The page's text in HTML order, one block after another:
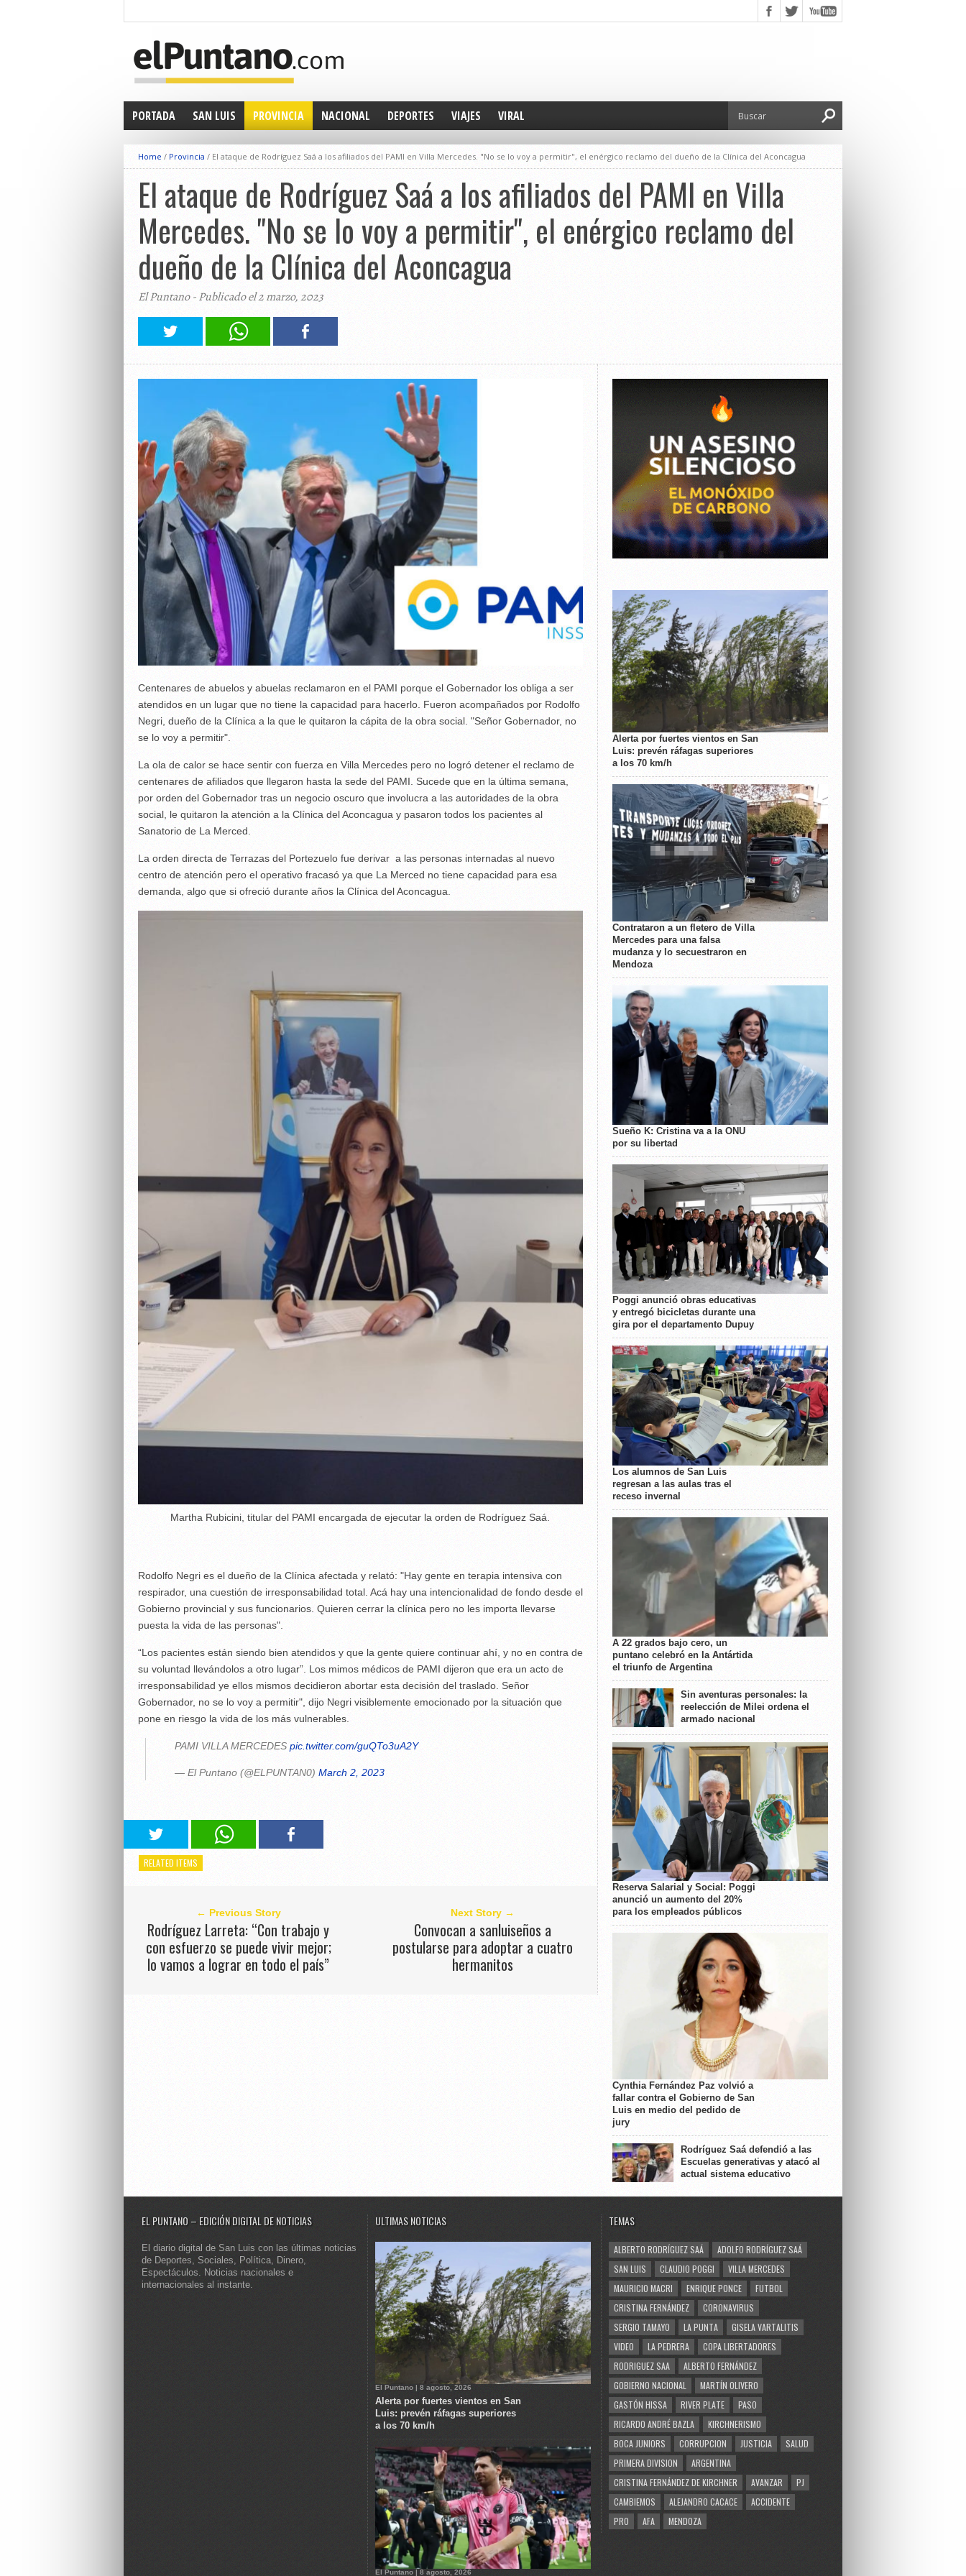
PORTADA SAN LUIS PROVINCIA NACIONAL DEPORTES VIAJES VIRAL
Home / Provincia / El ataque de Rodríguez Saá a los afiliados del PAMI en Villa Mercedes. "No se lo voy a permitir", el enérgico reclamo del dueño de la Clínica del Aconcagua
El ataque de Rodríguez Saá a los afiliados del PAMI en Villa
Mercedes. "No se lo voy a permitir", el enérgico reclamo del
dueño de la Clínica del Aconcagua
El Puntano - Publicado el 2 marzo, 2023
Centenares de abuelos y abuelas reclamaron en el PAMI porque el Gobernador los obliga a ser
atendidos en un lugar que no tiene la capacidad para hacerlo. Fueron acompañados por Rodolfo
Negri, dueño de la Clínica a la que le quitaron la cápita de la obra social. "Señor Gobernador, no
se lo voy a permitir".
La ola de calor se hace sentir con fuerza en Villa Mercedes pero no logró detener el reclamo de
centenares de afiliados que llegaron hasta la sede del PAMI. Sucede que en la última semana,
por orden del Gobernador tras un negocio oscuro que involucra a las autoridades de la obra
social, le quitaron la atención a la Clínica del Aconcagua y pasaron todos los pacientes al
Sanatorio de La Merced.
La orden directa de Terrazas del Portezuelo fue derivar a las personas internadas al nuevo
centro de atención pero el operativo fracasó ya que La Merced no tiene capacidad para esa
demanda, algo que si ofreció durante años la Clínica del Aconcagua.
Martha Rubicini, titular del PAMI encargada de ejecutar la orden de Rodríguez Saá.
Rodolfo Negri es el dueño de la Clínica afectada y relató: "Hay gente en terapia intensiva con
respirador, una cuestión de irresponsabilidad total. Acá hay una intencionalidad de fondo desde el
Gobierno provincial y sus funcionarios. Quieren cerrar la clínica pero no les importa llevarse
puesta la vida de las personas".
“Los pacientes están siendo bien atendidos y que la gente quiere continuar ahí, y no en contra de
su voluntad llevándolos a otro lugar”. Los mimos médicos de PAMI dijeron que era un acto de
irresponsabilidad ye ellos mismos decidieron abortar esta decisión del traslado. Señor
Gobernador, no se lo voy a permitir", dijo Negri visiblemente emocionado por la situación que
pone en riesgo la vida de los más vulnerables.
PAMI VILLA MERCEDES pic.twitter.com/guQTo3uA2Y
— El Puntano (@ELPUNTAN0) March 2, 2023
RELATED ITEMS
← Previous Story
Rodríguez Larreta: “Con trabajo y
con esfuerzo se puede vivir mejor;
lo vamos a lograr en todo el país”
Next Story →
Convocan a sanluiseños a
postularse para adoptar a cuatro
hermanitos
Alerta por fuertes vientos en San
Luis: prevén ráfagas superiores
a los 70 km/h
Contrataron a un fletero de Villa
Mercedes para una falsa
mudanza y lo secuestraron en
Mendoza
Sueño K: Cristina va a la ONU
por su libertad
Poggi anunció obras educativas
y entregó bicicletas durante una
gira por el departamento Dupuy
Los alumnos de San Luis
regresan a las aulas tras el
receso invernal
A 22 grados bajo cero, un
puntano celebró en la Antártida
el triunfo de Argentina
Sin aventuras personales: la
reelección de Milei ordena el
armado nacional
Reserva Salarial y Social: Poggi
anunció un aumento del 20%
para los empleados públicos
Cynthia Fernández Paz volvió a
fallar contra el Gobierno de San
Luis en medio del pedido de
jury
Rodríguez Saá defendió a las
Escuelas generativas y atacó al
actual sistema educativo
EL PUNTANO – EDICIÓN DIGITAL DE NOTICIAS
El diario digital de San Luis con las últimas noticias
de Deportes, Sociales, Política, Dinero,
Espectáculos. Noticias nacionales e
internacionales al instante.
ULTIMAS NOTICIAS
El Puntano | 8 agosto, 2026
Alerta por fuertes vientos en San
Luis: prevén ráfagas superiores
a los 70 km/h
El Puntano | 8 agosto, 2026
TEMAS
ALBERTO RODRÍGUEZ SAÁ
ADOLFO RODRÍGUEZ SAÁ
SAN LUIS
CLAUDIO POGGI
VILLA MERCEDES
MAURICIO MACRI
ENRIQUE PONCE
FUTBOL
CRISTINA FERNÁNDEZ
CORONAVIRUS
SERGIO TAMAYO
LA PUNTA
GISELA VARTALITIS
VIDEO
LA PEDRERA
COPA LIBERTADORES
RODRIGUEZ SAA
ALBERTO FERNÁNDEZ
GOBIERNO NACIONAL
MARTÍN OLIVERO
GASTÓN HISSA
RIVER PLATE
PASO
RICARDO ANDRÉ BAZLA
KIRCHNERISMO
BOCA JUNIORS
CORRUPCION JUSTICIA
SALUD
PRIMERA DIVISION
ARGENTINA
CRISTINA FERNÁNDEZ DE KIRCHNER
AVANZAR
PJ
CAMBIEMOS
ALEJANDRO CACACE
ACCIDENTE
PRO
AFA MENDOZA